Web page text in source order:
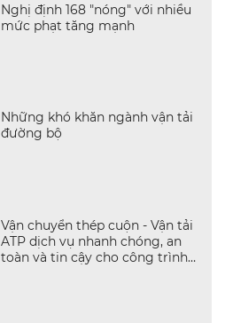
Nghị định 168 "nóng" với nhiều
mức phạt tăng mạnh
Những khó khăn ngành vận tải
đường bộ
Vận chuyển thép cuộn - Vận tải
ATP dịch vụ nhanh chóng, an
toàn và tin cậy cho công trình